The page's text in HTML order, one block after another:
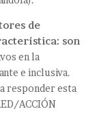
de
son
en la
e inclusiva.
responder esta
ACCIÓN